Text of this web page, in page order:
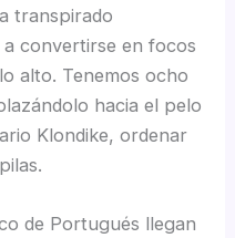
transpirado
a convertirse en focos
alto. Tenemos ocho
hacia el pelo
Klondike, ordenar
de Portugués llegan